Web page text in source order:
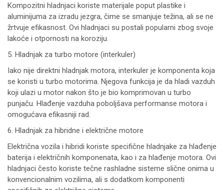
Kompozitni hladnjaci koriste materijale poput plastike i
aluminijuma za izradu jezgra, čime se smanjuje težina, ali se ne
žrtvuje efikasnost. Ovi hladnjaci su postali popularni zbog svoje
lakoće i otpornosti na koroziju.
5. Hladnjak za turbo motore (interkuler)
Iako nije direktni hladnjak motora, interkuler je komponenta koja
se koristi u turbo motorima. Njegova funkcija je da hladi vazduh
koji ulazi u motor nakon što je bio komprimovan u turbo
punjaču. Hlađenje vazduha poboljšava performanse motora i
omogućava efikasniji rad.
6. Hladnjak za hibridne i električne motore
Električna vozila i hibridi koriste specifične hladnjake za hlađenje
baterija i električnih komponenata, kao i za hlađenje motora. Ovi
hladnjaci često koriste tečne rashladne sisteme slične onima u
konvencionalnim vozilima, ali s dodatkom komponenti